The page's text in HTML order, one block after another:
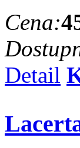
Cena:
Detail